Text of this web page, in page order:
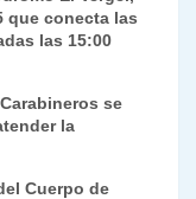
que conecta las
las 15:00
se
la
Cuerpo de